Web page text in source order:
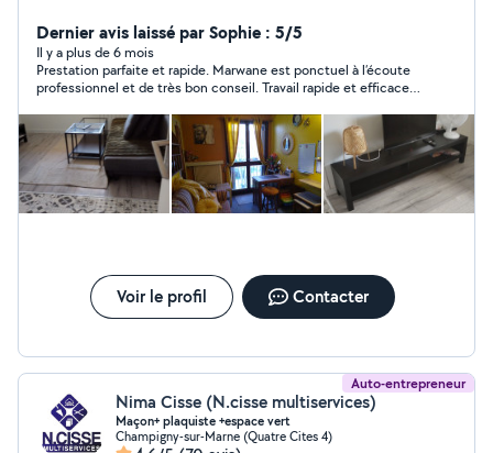
Dernier avis laissé par Sophie : 5/5
Il y a plus de 6 mois
Prestation parfaite et rapide. Marwane est ponctuel à l’écoute
professionnel et de très bon conseil. Travail rapide et efficace.
Voir le profil Contacter
Auto-entrepreneur
Nima Cisse (N.cisse multiservices)
Maçon+ plaquiste +espace vert
Champigny-sur-Marne (Quatre Cites 4)